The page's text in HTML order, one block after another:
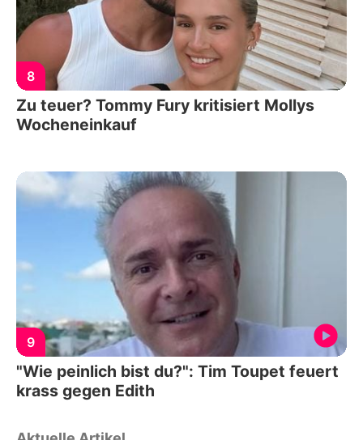
8
Zu teuer? Tommy Fury kritisiert Mollys
Wocheneinkauf
9
"Wie peinlich bist du?": Tim Toupet feuert
krass gegen Edith